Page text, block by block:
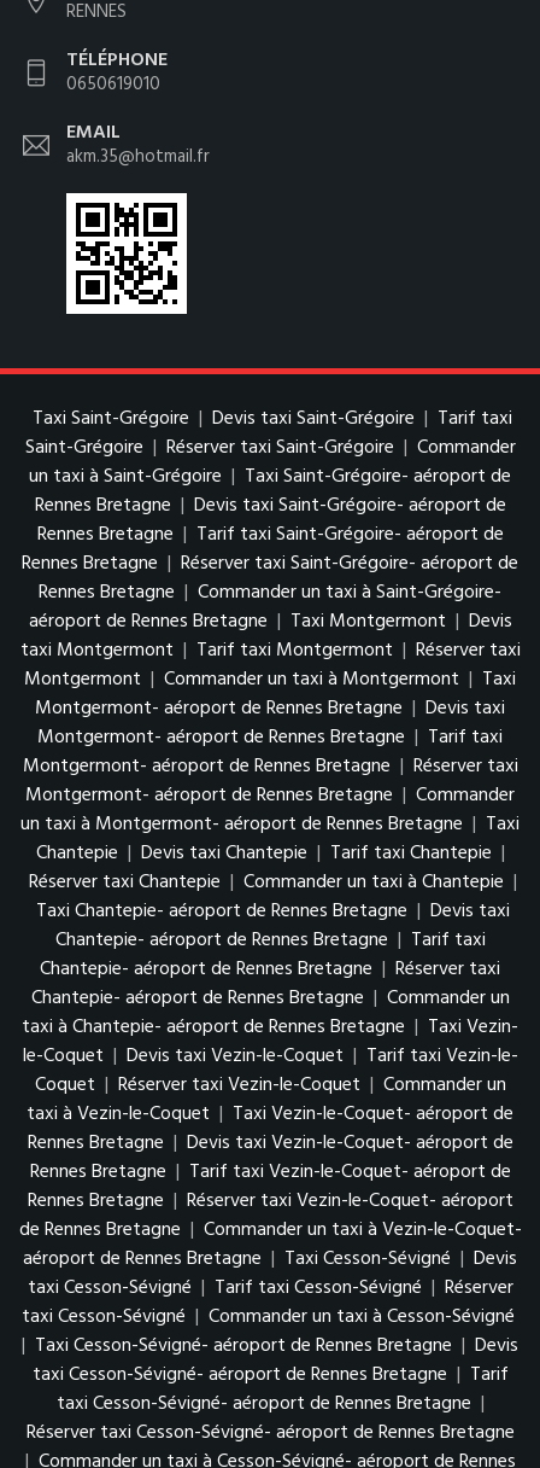
RENNES
TÉLÉPHONE
0650619010
EMAIL
akm.35@hotmail.fr
Taxi Saint-Grégoire | Devis taxi Saint-Grégoire | Tarif taxi
Saint-Grégoire | Réserver taxi Saint-Grégoire | Commander
un taxi à Saint-Grégoire | Taxi Saint-Grégoire- aéroport de
Rennes Bretagne | Devis taxi Saint-Grégoire- aéroport de
Rennes Bretagne | Tarif taxi Saint-Grégoire- aéroport de
Rennes Bretagne | Réserver taxi Saint-Grégoire- aéroport de
Rennes Bretagne | Commander un taxi à Saint-Grégoire-
aéroport de Rennes Bretagne | Taxi Montgermont | Devis
taxi Montgermont | Tarif taxi Montgermont | Réserver taxi
Montgermont | Commander un taxi à Montgermont | Taxi
Montgermont- aéroport de Rennes Bretagne | Devis taxi
Montgermont- aéroport de Rennes Bretagne | Tarif taxi
Montgermont- aéroport de Rennes Bretagne | Réserver taxi
Montgermont- aéroport de Rennes Bretagne | Commander
un taxi à Montgermont- aéroport de Rennes Bretagne | Taxi
Chantepie | Devis taxi Chantepie | Tarif taxi Chantepie |
Réserver taxi Chantepie | Commander un taxi à Chantepie |
Taxi Chantepie- aéroport de Rennes Bretagne | Devis taxi
Chantepie- aéroport de Rennes Bretagne | Tarif taxi
Chantepie- aéroport de Rennes Bretagne | Réserver taxi
Chantepie- aéroport de Rennes Bretagne | Commander un
taxi à Chantepie- aéroport de Rennes Bretagne | Taxi Vezin-
le-Coquet | Devis taxi Vezin-le-Coquet | Tarif taxi Vezin-le-
Coquet | Réserver taxi Vezin-le-Coquet | Commander un
taxi à Vezin-le-Coquet | Taxi Vezin-le-Coquet- aéroport de
Rennes Bretagne | Devis taxi Vezin-le-Coquet- aéroport de
Rennes Bretagne | Tarif taxi Vezin-le-Coquet- aéroport de
Rennes Bretagne | Réserver taxi Vezin-le-Coquet- aéroport
de Rennes Bretagne | Commander un taxi à Vezin-le-Coquet-
aéroport de Rennes Bretagne | Taxi Cesson-Sévigné | Devis
taxi Cesson-Sévigné | Tarif taxi Cesson-Sévigné | Réserver
taxi Cesson-Sévigné | Commander un taxi à Cesson-Sévigné
| Taxi Cesson-Sévigné- aéroport de Rennes Bretagne | Devis
taxi Cesson-Sévigné- aéroport de Rennes Bretagne | Tarif
taxi Cesson-Sévigné- aéroport de Rennes Bretagne |
Réserver taxi Cesson-Sévigné- aéroport de Rennes Bretagne